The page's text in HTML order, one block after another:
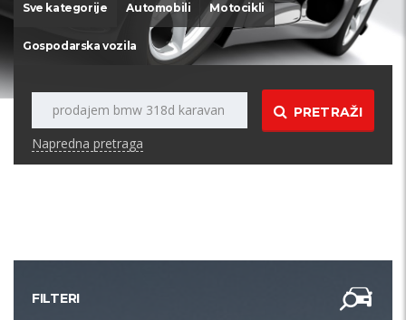
Sve kategorije Automobili Motocikli
Gospodarska vozila
PRETRAŽI
Napredna pretraga
FILTERI